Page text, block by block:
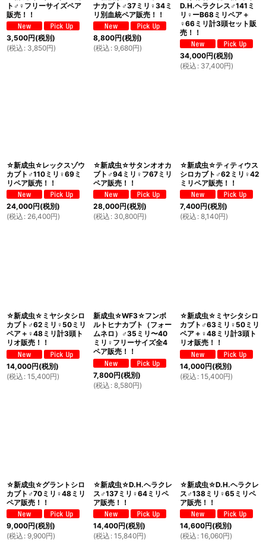
ト♂♀フリーサイズペア
販売！！
3,500円(税別)
(税込 : 3,850円)
ナカブト♂37ミリ♀34ミ
リ別血統ペア販売！！
8,800円(税別)
(税込 : 9,680円)
D.H.ヘラクレス♂141ミ
リ♀ーB68ミリペア＋
♀66ミリ計3頭セット販
売！！
34,000円(税別)
(税込 : 37,400円)
☆新成虫☆レックスゾウ
カブト♂110ミリ♀69ミ
リペア販売！！
24,000円(税別)
(税込 : 26,400円)
☆新成虫☆サタンオオカ
ブト♂94ミリ♀フ67ミリ
ペア販売！！
28,000円(税別)
(税込 : 30,800円)
☆新成虫☆ティティウス
シロカブト♂62ミリ♀42
ミリペア販売！！
7,400円(税別)
(税込 : 8,140円)
☆新成虫☆ミヤシタシロ
カブト♂62ミリ♀50ミリ
ペア＋♀48ミリ計3頭ト
リオ販売！！
14,000円(税別)
(税込 : 15,400円)
新成虫☆WF3☆フンボ
ルトヒナカブト（フォー
ムネロ）♂35ミリ〜40
ミリ♀フリーサイズ全4
ペア販売！！
7,800円(税別)
(税込 : 8,580円)
☆新成虫☆ミヤシタシロ
カブト♂63ミリ♀50ミリ
ペア＋♀48ミリ計3頭ト
リオ販売！！
14,000円(税別)
(税込 : 15,400円)
☆新成虫☆グラントシロ
カブト♂70ミリ♀48ミリ
ペア販売！！
9,000円(税別)
(税込 : 9,900円)
☆新成虫☆D.H.ヘラクレ
ス♂137ミリ♀64ミリペ
ア販売！！
14,400円(税別)
(税込 : 15,840円)
☆新成虫☆D.H.ヘラクレ
ス♂138ミリ♀65ミリペ
ア販売！！
14,600円(税別)
(税込 : 16,060円)